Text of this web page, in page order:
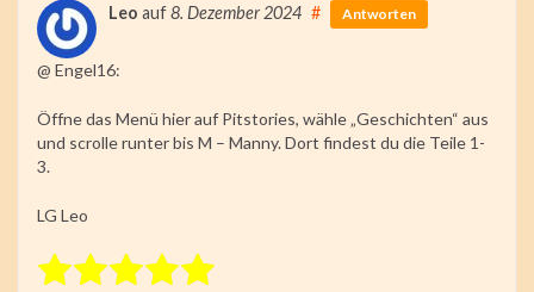
Leo auf8. Dezember 2024 # Antworten
@ Engel16:
Öffne das Menü hier auf Pitstories, wähle „Geschichten“ aus
und scrolle runter bis M – Manny. Dort findest du die Teile 1-
3.
LG Leo
Rate this item: